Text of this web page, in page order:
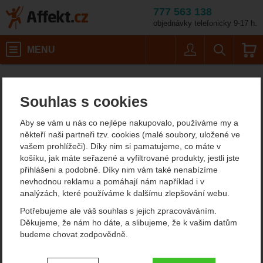
Souhlas s cookies
Aby se vám u nás co nejlépe nakupovalo, používáme my a
někteří naši partneři tzv. cookies (malé soubory, uložené ve
vašem prohlížeči). Díky nim si pamatujeme, co máte v
košíku, jak máte seřazené a vyfiltrované produkty, jestli jste
přihlášeni a podobně. Díky nim vám také nenabízíme
nevhodnou reklamu a pomáhají nám například i v
analýzách, které používáme k dalšímu zlepšování webu.
Potřebujeme ale váš souhlas s jejich zpracováváním.
Děkujeme, že nám ho dáte, a slibujeme, že k vašim datům
budeme chovat zodpovědně.
Nastavení souhlasů s kategoriemi
777 563 138
objednávky telefonicky 9-17 h.
MENU
Potápěčské vybavení Apeks
Potápěčské vybavení
Apeks
Základní vybavením přístrojového potápěče je jeho automatika,
na její spolehlivosti a schopnosti nezamrznout závisí váš život. A
právě proto pro vás máme Apeks - výrobce potápěčského
vybavení z Anglie.
Země, kde panují pod vodou tvrdé podmínky, které oceníte i
našich studených vodách nebo rakouských jezerech, které máte z
ČR téměř na dohled. Díky tomu návrh konstrukce i testování
probíhá v tvrdých podmínkách a na jejich automatiky se můžete